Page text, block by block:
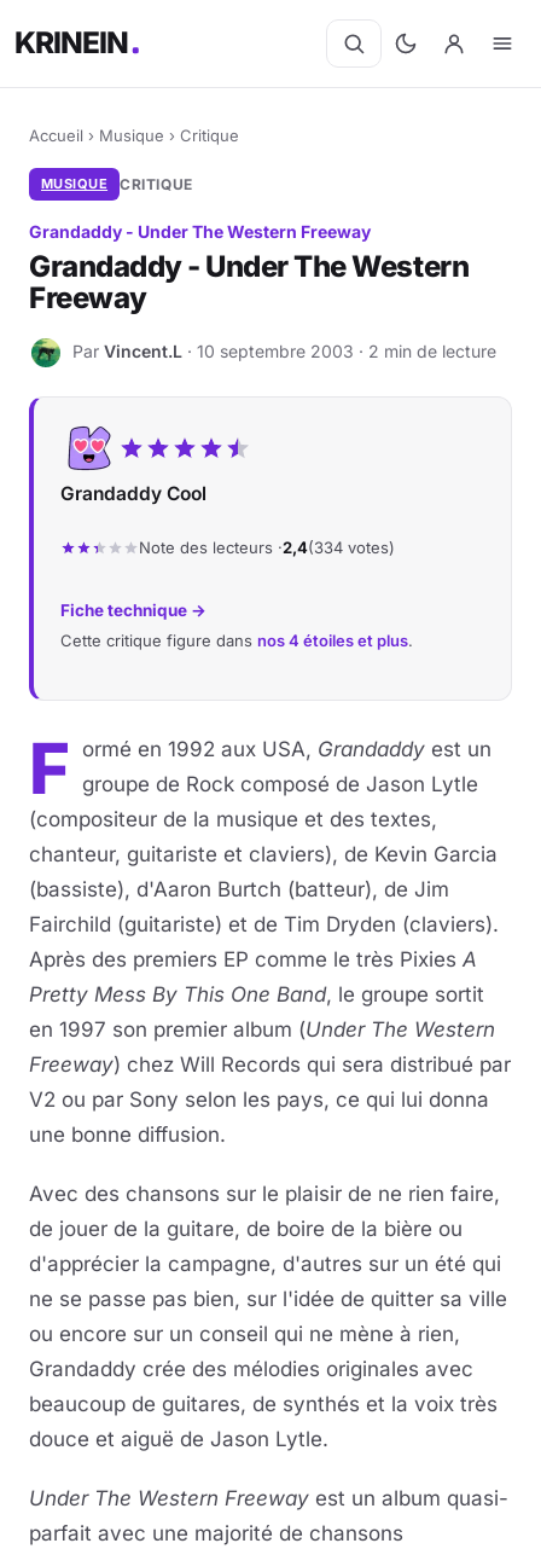
KRINEIN
Accueil › Musique › Critique
MUSIQUE CRITIQUE
Grandaddy - Under The Western Freeway
Grandaddy - Under The Western
Freeway
V Par Vincent.L · 10 septembre 2003 · 2 min de lecture
Grandaddy Cool
Note des lecteurs ·2,4(334 votes)
Fiche technique →
Cette critique figure dans nos 4 étoiles et plus.
F ormé en 1992 aux USA, Grandaddy est un
groupe de Rock composé de Jason Lytle
(compositeur de la musique et des textes,
chanteur, guitariste et claviers), de Kevin Garcia
(bassiste), d'Aaron Burtch (batteur), de Jim
Fairchild (guitariste) et de Tim Dryden (claviers).
Après des premiers EP comme le très Pixies A
Pretty Mess By This One Band, le groupe sortit
en 1997 son premier album (Under The Western
Freeway) chez Will Records qui sera distribué par
V2 ou par Sony selon les pays, ce qui lui donna
une bonne diffusion.
Avec des chansons sur le plaisir de ne rien faire,
de jouer de la guitare, de boire de la bière ou
d'apprécier la campagne, d'autres sur un été qui
ne se passe pas bien, sur l'idée de quitter sa ville
ou encore sur un conseil qui ne mène à rien,
Grandaddy crée des mélodies originales avec
beaucoup de guitares, de synthés et la voix très
douce et aiguë de Jason Lytle.
Under The Western Freeway est un album quasi-
parfait avec une majorité de chansons